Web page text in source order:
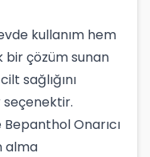
kullanım hem
bir çözüm sunan
sağlığını
Onarıcı
alma